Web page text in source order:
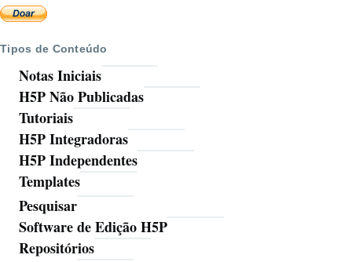
Tipos de Conteúdo
Notas Iniciais
H5P Não Publicadas
Tutoriais
H5P Integradoras
H5P Independentes
Templates
Ferramentas
Pesquisar
Software de Edição H5P
Repositórios